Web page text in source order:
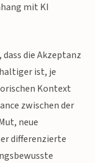
mit KI
die Akzeptanz
ist, je
Kontext
zwischen der
neue
differenzierte